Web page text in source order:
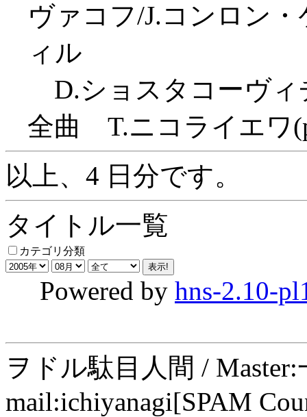
ヴァコフ/J.コンロン
ィル
D.ショスタコーヴィ
全曲 T.ニコライエワ
以上、4 日分です。
タイトル一覧
カテゴリ分類
Powered by hns-2.10-
ヲドル駄目人間 /
mail:ichiyanagi[SPAM